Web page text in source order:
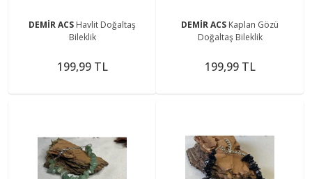
DEMİR ACS Havlit Doğaltaş
Bileklik
199,99 TL
DEMİR ACS Kaplan Gözü
Doğaltaş Bileklik
199,99 TL